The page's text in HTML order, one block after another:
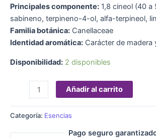
Principales componente: 1,8 cineol (40 a
sabineno, terpineno-4-ol, alfa-terpineol,
Familia botánica: Canellaceae
Identidad aromática: Carácter de madera
Disponibilidad: 2 disponibles
Añadir al carrito
Categoría: Esencias
Pago seguro